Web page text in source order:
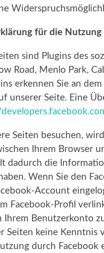
für die
sind Plugins des
Road, Menlo Park,
erkennen Sie an
unserer Seite. Eine
Seiten besuchen,
Ihrem Browser
dadurch die
Wenn Sie den
Account
Facebook-Profil
Ihrem Benutzerkonto
Seiten keine
durch